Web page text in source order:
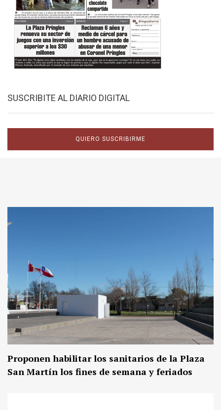
SUSCRIBITE AL DIARIO DIGITAL
QUIERO SUSCRIBIRME
Proponen habilitar los sanitarios de la Plaza
San Martín los fines de semana y feriados